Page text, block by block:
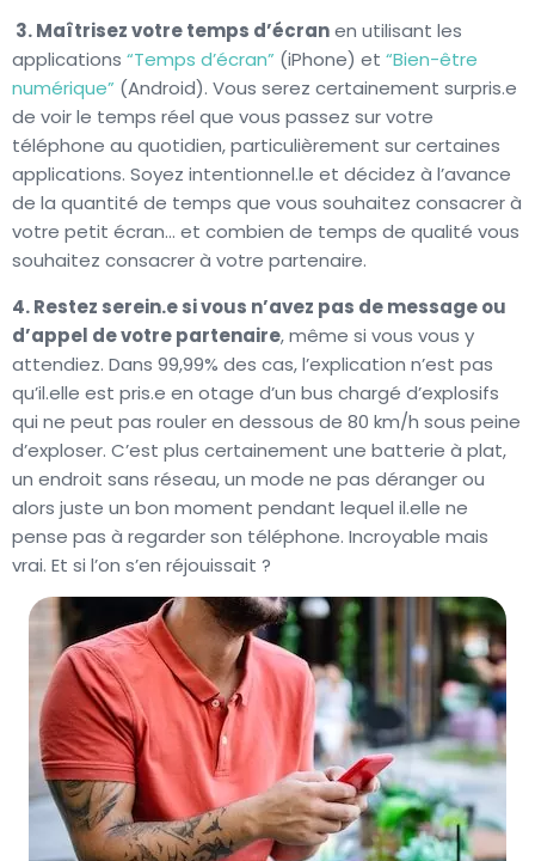
3. Maîtrisez votre temps d’écranen utilisant les
applications “Temps d’écran” (iPhone) et “Bien-être
numérique” (Android). Vous serez certainement surpris.e
de voir le temps réel que vous passez sur votre
téléphone au quotidien, particulièrement sur certaines
applications. Soyez intentionnel.le et décidez à l’avance
de la quantité de temps que vous souhaitez consacrer à
votre petit écran… et combien de temps de qualité vous
souhaitez consacrer à votre partenaire.
4. Restez serein.e si vous n’avez pas de message ou
d’appel de votre partenaire, même si vous vous y
attendiez. Dans 99,99% des cas, l’explication n’est pas
qu’il.elle est pris.e en otage d’un bus chargé d’explosifs
qui ne peut pas rouler en dessous de 80 km/h sous peine
d’exploser. C’est plus certainement une batterie à plat,
un endroit sans réseau, un mode ne pas déranger ou
alors juste un bon moment pendant lequel il.elle ne
pense pas à regarder son téléphone. Incroyable mais
vrai. Et si l’on s’en réjouissait ?